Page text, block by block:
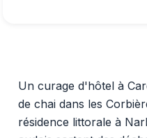
Un curage d'hôtel à
de chai dans les
résidence littorale à